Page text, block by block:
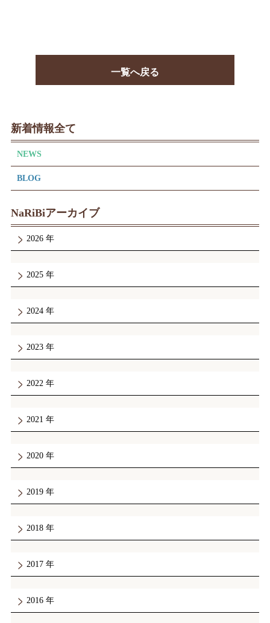
一覧へ戻る
新着情報全て
NEWS
BLOG
NaRiBiアーカイブ
2026
2025
2024
2023
2022
2021
2020
2019
2018
2017
2016